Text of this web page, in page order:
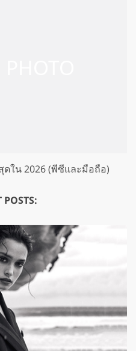
ใน 2026 (พีซีและมือถือ)
POSTS: